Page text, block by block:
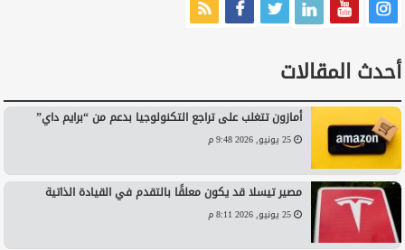
أحدث المقالات
أمازون تتغلب على تراجع التكنولوجيا بدعم من “برايم داي”
25 يونيو, 2026 9:48 م
مصير تيسلا قد يكون معلقًا بالتقدم في القيادة الذاتية
25 يونيو, 2026 8:11 م